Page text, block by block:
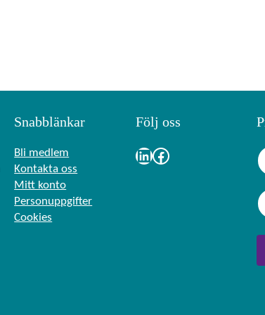
Snabblänkar
Bli medlem
Kontakta oss
Mitt konto
Personuppgifter
Cookies
Följ oss
LinkedIn Facebook
N
a
n
ö
E
-